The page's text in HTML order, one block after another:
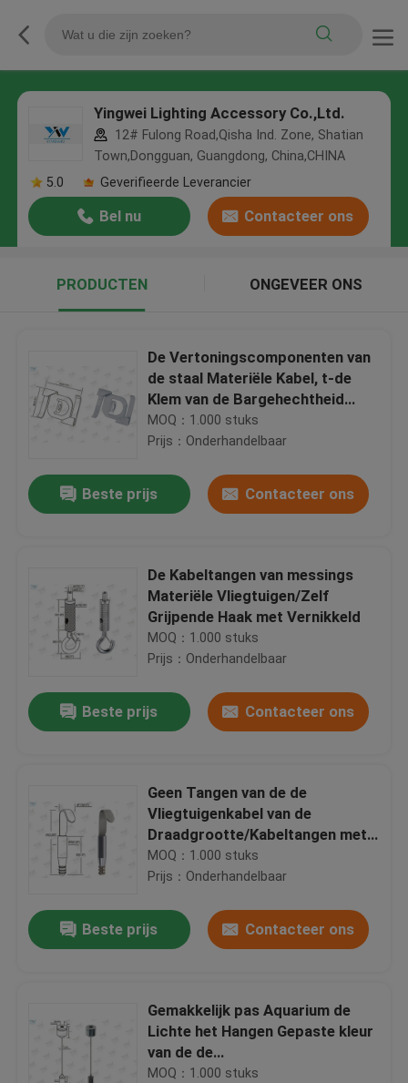
Yingwei Lighting Accessory Co.,Ltd.
12# Fulong Road,Qisha Ind. Zone, Shatian
Town,Dongguan, Guangdong, China,CHINA
5.0
Geverifieerde Leverancier
Bel nu Contacteer ons
PRODUCTEN ONGEVEER ONS
De Vertoningscomponenten van
de staal Materiële Kabel, t-de
Klem van de Bargehechtheid
voor het Opschorten van Tekens
MOQ：1.000 stuks
Prijs：Onderhandelbaar
Beste prijs Contacteer ons
De Kabeltangen van messings
Materiële Vliegtuigen/Zelf
Grijpende Haak met Vernikkeld
MOQ：1.000 stuks
Prijs：Onderhandelbaar
Beste prijs Contacteer ons
Geen Tangen van de de
Vliegtuigenkabel van de
Draadgrootte/Kabeltangen met
Gemakkelijke Haak installeren
MOQ：1.000 stuks
Prijs：Onderhandelbaar
Beste prijs Contacteer ons
Gemakkelijk pas Aquarium de
Lichte het Hangen Gepaste kleur
van de de
Opschortingsuitrusting van de
MOQ：1.000 stuks